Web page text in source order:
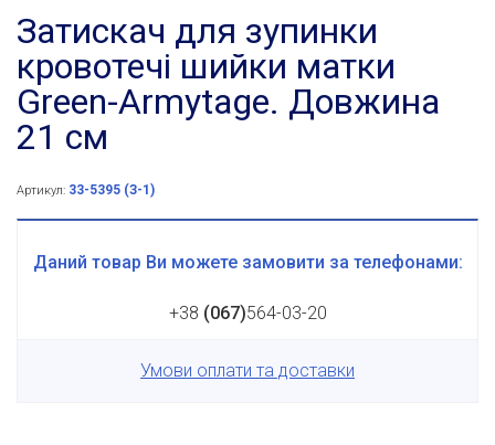
Затискач для зупинки
кровотечі шийки матки
Green-Armytage. Довжина
21 см
Артикул: 33-5395 (З-1)
Даний товар Ви можете замовити за телефонами:
+38 (067)564-03-20
Умови оплати та доставки